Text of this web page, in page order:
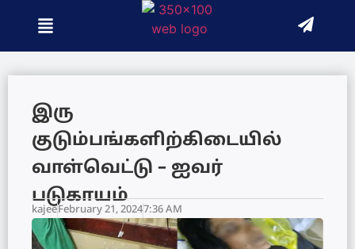
இரு
குடும்பங்களிற்கிடையில்
வாள்வெட்டு – ஐவர்
படுகாயம்
kajeeFebruary 21, 20247:36 AM